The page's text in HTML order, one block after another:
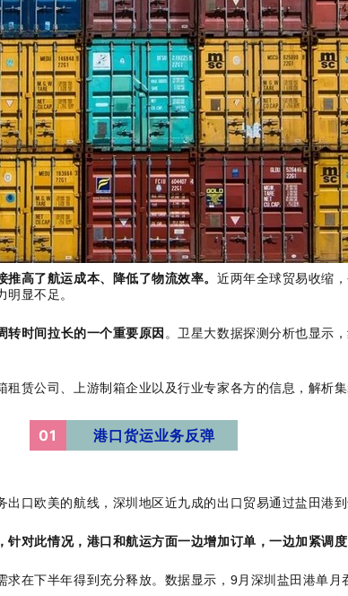
推高了航运成本、降低了物流效率。近两年全球贸易收缩
显不足。
转时间拉长的一个重要原因 。卫星大数据探测分析也显示，
赁公司、上游制箱企业以及行业专家各方的信息，解析集
01 港口货运业务反弹
口欧美的航线，深圳地区近九成的出口贸易通过盐田港到
对此情况，港口和航运方面一边增加订单，一边加紧调度
在下半年得到充分释放。数据显示，9月深圳盐田港单